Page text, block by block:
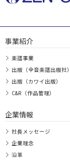
事業紹介
楽譜事業
出版（全音楽譜出版社）
出版（カワイ出版）
C&R（作品管理）
企業情報
社長メッセージ
企業理念
沿革